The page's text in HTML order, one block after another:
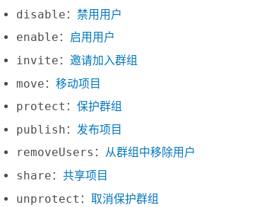
disable ： 禁用用户
enable ： 启用用户
invite ： 邀请加入群组
move ： 移动项目
protect ： 保护群组
publish ： 发布项目
removeUsers ： 从群组中移除用户
share ： 共享项目
unprotect ： 取消保护群组